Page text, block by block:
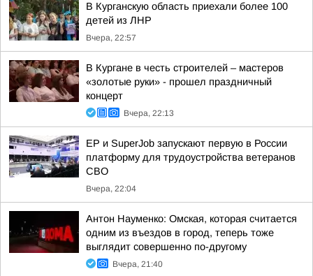
В Курганскую область приехали более 100
детей из ЛНР
Вчера, 22:57
В Кургане в честь строителей – мастеров
«золотые руки» - прошел праздничный
концерт
Вчера, 22:13
ЕР и SuperJob запускают первую в России
платформу для трудоустройства ветеранов
СВО
Вчера, 22:04
Антон Науменко: Омская, которая считается
одним из въездов в город, теперь тоже
выглядит совершенно по-другому
Вчера, 21:40